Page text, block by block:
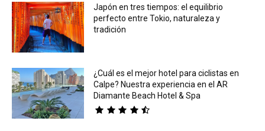
Japón en tres tiempos: el equilibrio
perfecto entre Tokio, naturaleza y
tradición
¿Cuál es el mejor hotel para ciclistas en
Calpe? Nuestra experiencia en el AR
Diamante Beach Hotel & Spa